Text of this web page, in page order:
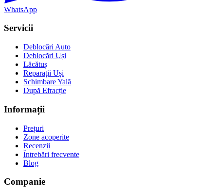
WhatsApp
Servicii
Deblocări Auto
Deblocări Uși
Lăcătuș
Reparații Uși
Schimbare Yală
După Efracție
Informații
Prețuri
Zone acoperite
Recenzii
Întrebări frecvente
Blog
Companie